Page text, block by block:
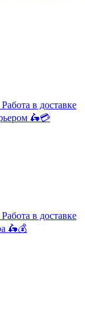
Работа в доставке
🛵💳
Работа в доставке
🛵💰